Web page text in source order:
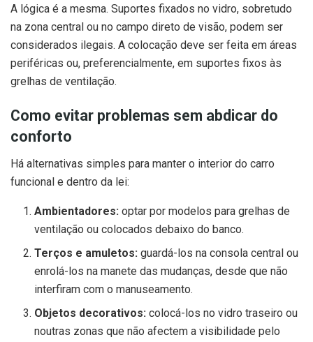
A lógica é a mesma. Suportes fixados no vidro, sobretudo
na zona central ou no campo direto de visão, podem ser
considerados ilegais. A colocação deve ser feita em áreas
periféricas ou, preferencialmente, em suportes fixos às
grelhas de ventilação.
Como evitar problemas sem abdicar do
conforto
Há alternativas simples para manter o interior do carro
funcional e dentro da lei:
Ambientadores: optar por modelos para grelhas de
ventilação ou colocados debaixo do banco.
Terços e amuletos: guardá-los na consola central ou
enrolá-los na manete das mudanças, desde que não
interfiram com o manuseamento.
Objetos decorativos: colocá-los no vidro traseiro ou
noutras zonas que não afectem a visibilidade pelo